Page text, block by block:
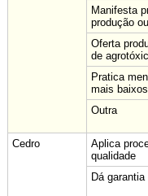
Manifesta
produção
Oferta
de
Pratica
mais
Outra
Cedro
Aplica
qualidade
Dá